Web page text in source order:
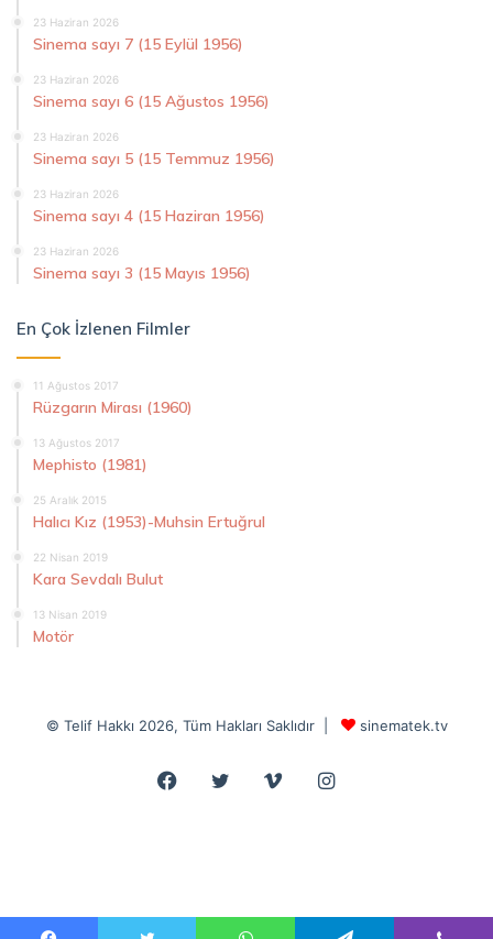
23 Haziran 2026
Sinema sayı 7 (15 Eylül 1956)
23 Haziran 2026
Sinema sayı 6 (15 Ağustos 1956)
23 Haziran 2026
Sinema sayı 5 (15 Temmuz 1956)
23 Haziran 2026
Sinema sayı 4 (15 Haziran 1956)
23 Haziran 2026
Sinema sayı 3 (15 Mayıs 1956)
En Çok İzlenen Filmler
11 Ağustos 2017
Rüzgarın Mirası (1960)
13 Ağustos 2017
Mephisto (1981)
25 Aralık 2015
Halıcı Kız (1953)-Muhsin Ertuğrul
22 Nisan 2019
Kara Sevdalı Bulut
13 Nisan 2019
Motör
© Telif Hakkı 2026, Tüm Hakları Saklıdır | sinematek.tv
Facebook
TwitterVimeoInstagram